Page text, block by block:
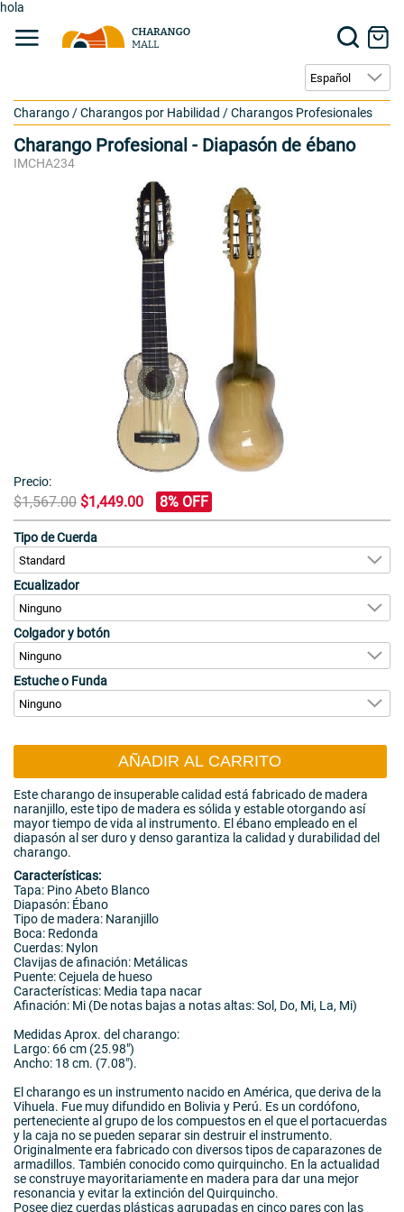
hola
Charango /Charangos por Habilidad /Charangos Profesionales
Charango Profesional - Diapasón de ébano
IMCHA234
Precio:
$1,567.00 $1,449.00 8% OFF
Tipo de Cuerda
Ecualizador
Colgador y botón
Estuche o Funda
AÑADIR AL CARRITO
Este charango de insuperable calidad está fabricado de madera
naranjillo, este tipo de madera es sólida y estable otorgando así
mayor tiempo de vida al instrumento. El ébano empleado en el
diapasón al ser duro y denso garantiza la calidad y durabilidad del
charango.
Características:
Tapa: Pino Abeto Blanco
Diapasón: Ébano
Tipo de madera: Naranjillo
Boca: Redonda
Cuerdas: Nylon
Clavijas de afinación: Metálicas
Puente: Cejuela de hueso
Características: Media tapa nacar
Afinación: Mi (De notas bajas a notas altas: Sol, Do, Mi, La, Mi)
Medidas Aprox. del charango:
Largo: 66 cm (25.98")
Ancho: 18 cm. (7.08").
El charango es un instrumento nacido en América, que deriva de la
Vihuela. Fue muy difundido en Bolivia y Perú. Es un cordófono,
perteneciente al grupo de los compuestos en el que el portacuerdas
y la caja no se pueden separar sin destruir el instrumento.
Originalmente era fabricado con diversos tipos de caparazones de
armadillos. También conocido como quirquincho. En la actualidad
se construye mayoritariamente en madera para dar una mejor
resonancia y evitar la extinción del Quirquincho.
Posee diez cuerdas plásticas agrupadas en cinco pares con las